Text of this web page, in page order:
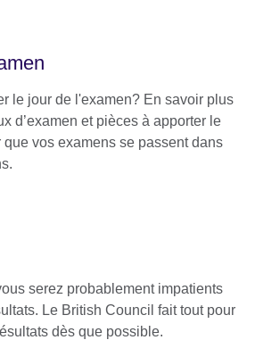
le jour de l'examen? En savoir plus
d’examen et pièces à apporter le
que vos examens se passent dans
serez probablement impatients
Le British Council fait tout pour
dès que possible.